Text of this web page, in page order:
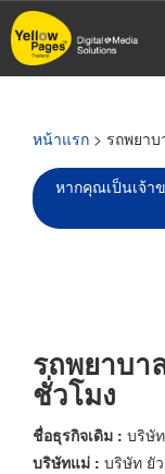
ข้าม
ไป
หน้าแรก > รถพยา
หากคุณเป็นเจ้า
รถพยาบา
ชั่วโมง
ชื่อธุรกิจเดิม : บริษั
บริษัทแม่ : บริษัท ยั